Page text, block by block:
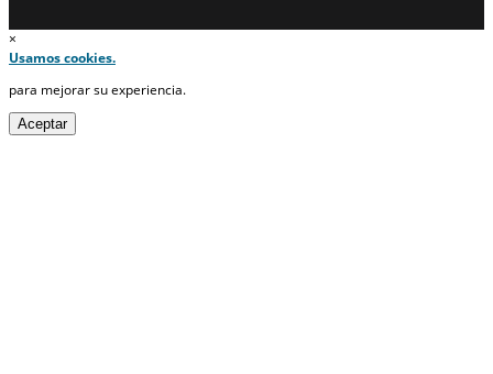
×
Usamos cookies.
para mejorar su experiencia.
Aceptar